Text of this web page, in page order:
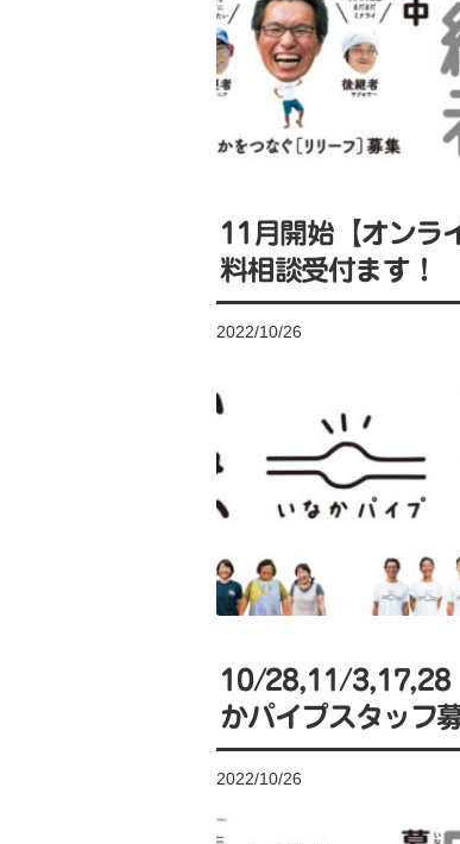
11月開始【オンラ
料相談受付ます！
2022/10/26
10/28,11/3,17,28
かパイプスタッフ
2022/10/26